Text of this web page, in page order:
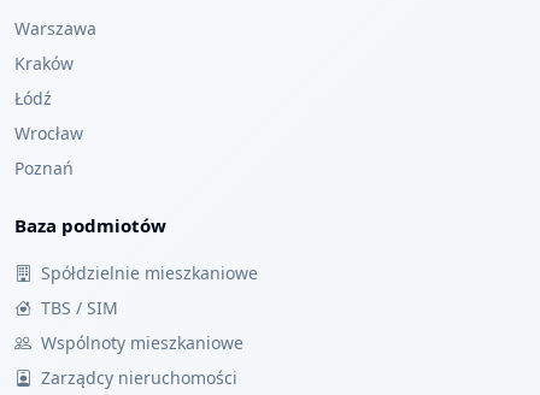
Warszawa
Kraków
Łódź
Wrocław
Poznań
Baza podmiotów
Spółdzielnie mieszkaniowe
TBS / SIM
Wspólnoty mieszkaniowe
Zarządcy nieruchomości